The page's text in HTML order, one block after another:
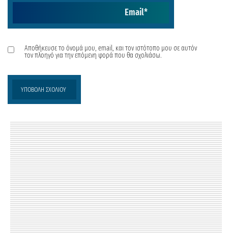
Email*
Αποθήκευσε το όνομά μου, email, και τον ιστότοπο μου σε αυτόν
τον πλοηγό για την επόμενη φορά που θα σχολιάσω.